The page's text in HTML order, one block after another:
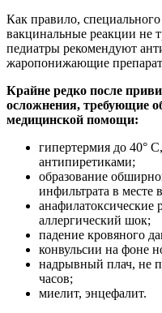
Как правило,
вакцинальные реакции не
педиатры рекомендуют
жаропонижающие
Крайне редко после
осложнения, требующие
медицинской помощи:
гипертермия до 40°
антипиретиками;
образование
инфильтрата в месте
анафилатоксические
аллергический шок;
падение кровяного
конвульсии на фоне
надрывный плач, не
часов;
миелит, энцефалит.